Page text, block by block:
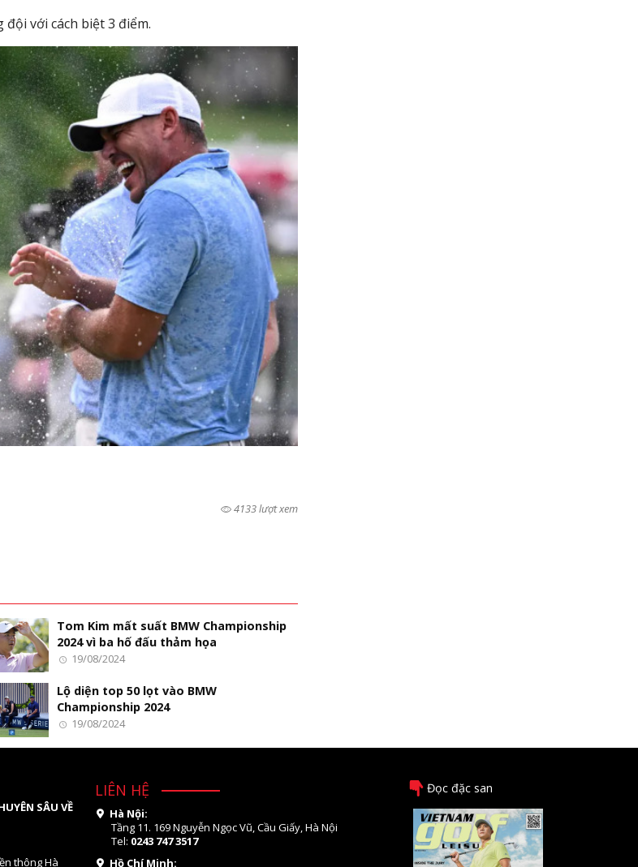
với cách biệt 3 điểm.
4133 lượt xem
Tom Kim mất suất BMW Championship
2024 vì ba hố đấu thảm họa
19/08/2024
Lộ diện top 50 lọt vào BMW
Championship 2024
19/08/2024
SÂU VỀ
thông Hà
LIÊN HỆ
Hà Nội:
Tầng 11. 169 Nguyễn Ngọc Vũ, Cầu Giấy, Hà Nội
Tel: 0243 747 3517
Hồ Chí Minh:
Đọc đặc san